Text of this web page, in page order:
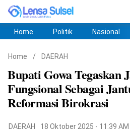
Home Politik Nasional
Home / DAERAH
Bupati Gowa Tegaskan
Fungsional Sebagai
Reformasi Birokrasi
DAERAH
18 Oktober 2025 - 11:39 AM